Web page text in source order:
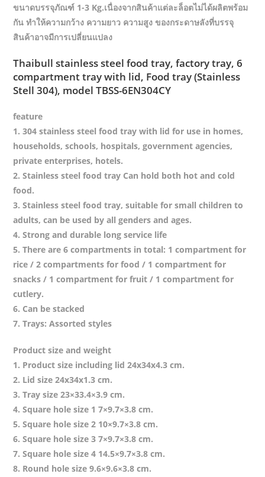
ขนาดบรรจุภัณฑ์ 1-3 Kg.เนื่องจากสินค้าแต่ละล็อตไม่ได้ผลิตพร้อม
กัน ทำให้ความกว้าง ความยาว ความสูง ของกระดาษลังที่บรรจุ
สินค้าอาจมีการเปลี่ยนแปลง
Thaibull stainless steel food tray, factory tray, 6
compartment tray with lid, Food tray (Stainless
Stell 304), model TBSS-6EN304CY
feature
1. 304 stainless steel food tray with lid for use in homes,
households, schools, hospitals, government agencies,
private enterprises, hotels.
2. Stainless steel food tray Can hold both hot and cold
food.
3. Stainless steel food tray, suitable for small children to
adults, can be used by all genders and ages.
4. Strong and durable long service life
5. There are 6 compartments in total: 1 compartment for
rice / 2 compartments for food / 1 compartment for
snacks / 1 compartment for fruit / 1 compartment for
cutlery.
6. Can be stacked
7. Trays: Assorted styles
Product size and weight
1. Product size including lid 24x34x4.3 cm.
2. Lid size 24x34x1.3 cm.
3. Tray size 23×33.4×3.9 cm.
4. Square hole size 1 7×9.7×3.8 cm.
5. Square hole size 2 10×9.7×3.8 cm.
6. Square hole size 3 7×9.7×3.8 cm.
7. Square hole size 4 14.5×9.7×3.8 cm.
8. Round hole size 9.6×9.6×3.8 cm.